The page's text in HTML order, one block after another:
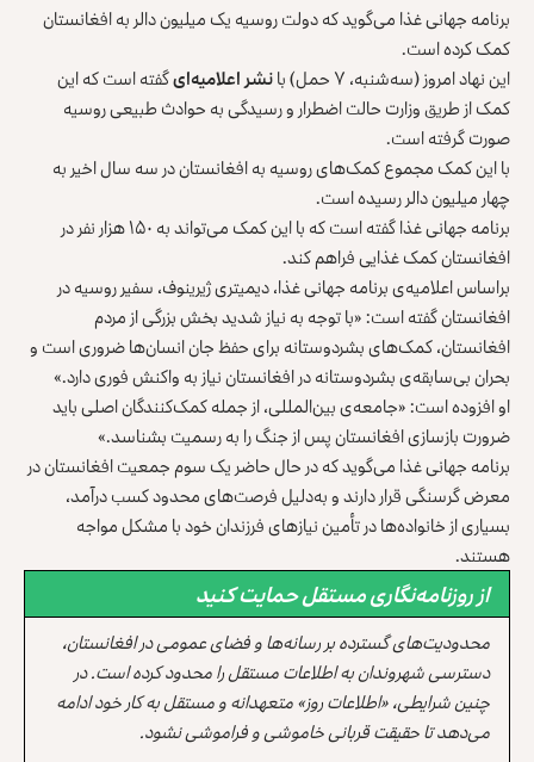
برنامه‌ جهانی غذا می‌گوید که دولت روسیه یک میلیون دالر به افغانستان
کمک کرده است.
این نهاد امروز (سه‌شنبه، ۷ حمل) با
نشر اعلامیه‌‌ایگفته است که این
کمک از طریق وزارت حالت اضطرار و رسیدگی به حوادث طبیعی روسیه
صورت گرفته است.
با این کمک مجموع کمک‌های روسیه به افغانستان در سه سال اخیر به
چهار میلیون دالر رسیده است.
برنامه جهانی غذا گفته است که با این کمک می‌تواند به ۱۵۰ هزار نفر در
افغانستان کمک غذایی فراهم کند.
براساس اعلامیه‌ی برنامه جهانی غذا، دیمیتری ژیرینوف، سفیر روسیه در
افغانستان گفته است: «با توجه به نیاز شدید بخش بزرگی از مردم
افغانستان، کمک‌های بشردوستانه برای حفظ جان انسان‌ها ضروری است و
بحران بی‌سابقه‌ی بشردوستانه در افغانستان نیاز به واکنش فوری دارد.»
او افزوده است: «جامعه‌ی بین‌المللی، از جمله کمک‌کنندگان اصلی باید
ضرورت بازسازی افغانستان پس از جنگ را به رسمیت بشناسد.»
برنامه جهانی غذا می‌گوید که در حال حاضر یک سوم جمعیت افغانستان در
معرض گرسنگی قرار دارند و به‌دلیل فرصت‌های محدود کسب درآمد،
بسیاری از خانواده‌ها در تأمین نیازهای فرزندان خود با مشکل مواجه
هستند.
از روزنامه‌نگاری مستقل حمایت کنید
محدودیت‌های گسترده بر رسانه‌ها و فضای عمومی در افغانستان،
دسترسی شهروندان به اطلاعات مستقل را محدود کرده است. در
چنین شرایطی، «اطلاعات روز» متعهدانه و مستقل به کار خود ادامه
می‌دهد تا حقیقت قربانی خاموشی و فراموشی نشود.